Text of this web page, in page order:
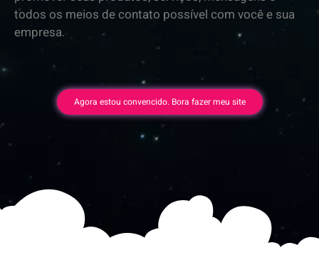
todos os meios de contato possível com você e sua
empresa.
Agora estou convencido. Bora fazer meu site